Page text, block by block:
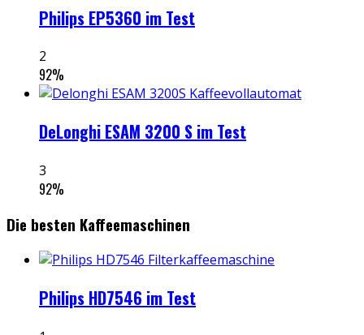
Philips EP5360 im Test
2
92%
DeLonghi ESAM 3200 S im Test
3
92%
Die besten Kaffeemaschinen
Philips HD7546 im Test